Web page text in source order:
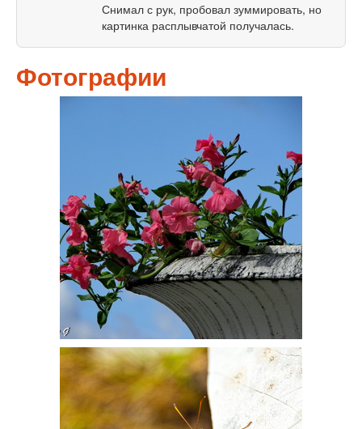
Снимал с рук, пробовал зуммировать, но
картинка расплывчатой получалась.
Фотографии